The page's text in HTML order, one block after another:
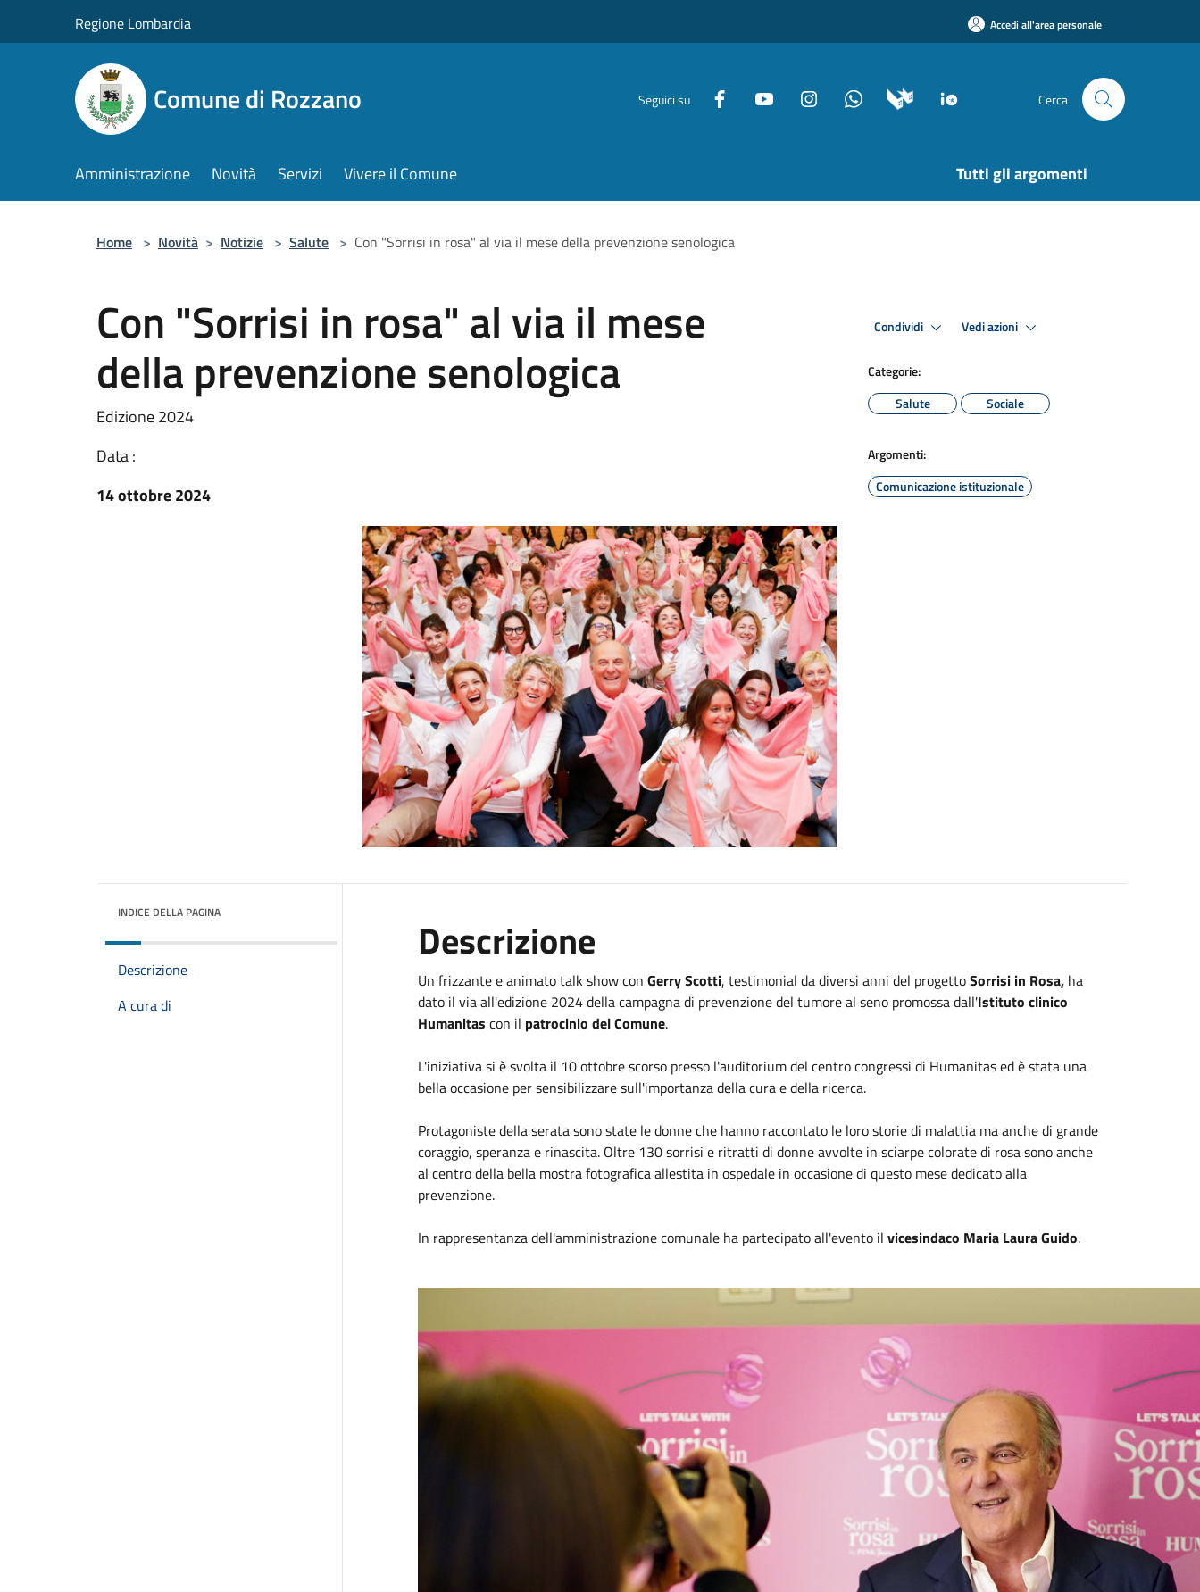
Regione Lombardia Accedi all'area personale
Comune di Rozzano Seguici su Cerca
Amministrazione Novità Servizi Vivere il Comune Tutti gli argomenti
Home > Novità > Notizie > Salute > Con "Sorrisi in rosa" al via il mese della prevenzione senologica
Con "Sorrisi in rosa" al via il mese
della prevenzione senologica
Edizione 2024
Data :
14 ottobre 2024
Condividi Vedi azioni
Categorie:
Salute
Sociale
Argomenti:
Comunicazione istituzionale
INDICE DELLA PAGINA
Descrizione
A cura di
Descrizione
Un frizzante e animato talk show con Gerry Scotti, testimonial da diversi anni del progettoSorrisi in Rosa,ha
dato il via all'edizione 2024 della campagna di prevenzione del tumore al seno promossa dall'Istituto clinico
Humanitas con il patrocinio del Comune.
L'iniziativa si è svolta il 10 ottobre scorso presso l'auditorium del centro congressi di Humanitas ed è stata una
bella occasione per sensibilizzare sull'importanza della cura e della ricerca.
Protagoniste della serata sono state le donne che hanno raccontato le loro storie di malattia ma anche di grande
coraggio, speranza e rinascita. Oltre 130 sorrisi e ritratti di donne avvolte in sciarpe colorate di rosa sono anche
al centro della bella mostra fotografica allestita in ospedale in occasione di questo mese dedicato alla
prevenzione.
In rappresentanza dell'amministrazione comunale ha partecipato all'evento il vicesindaco Maria Laura Guido.